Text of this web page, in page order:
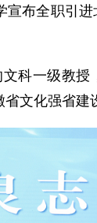
宣布全职引
科一级教
文化强省建